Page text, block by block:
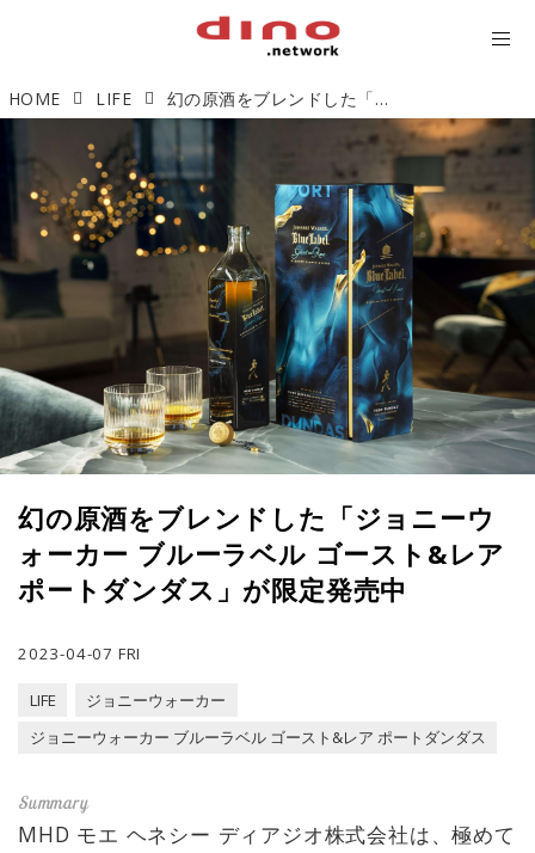
HOME LIFE 幻の原酒をブレンドした「ジョニーウォーカー ブルーラベル ゴースト&レア ポートダンダス」が限定発売中
幻の原酒をブレンドした「ジョニーウ
ォーカー ブルーラベル ゴースト&レア
ポートダンダス」が限定発売中
2023-04-07 FRI
LIFE
ジョニーウォーカー
ジョニーウォーカー ブルーラベル ゴースト&レア ポートダンダス
MHD モエ ヘネシー ディアジオ株式会社は、極めて